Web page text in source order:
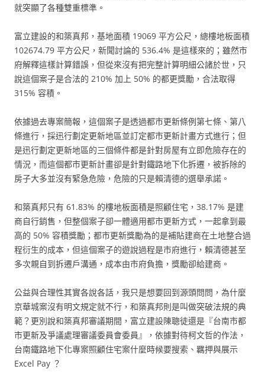
就突顯了各種雙重標準。
富立建設的和築真邦，基地面積 19069 平方公尺，總樓地板面積
102674.79 平方公尺，新聞討論的 536.4% 是這樣來的；雖然市
府解釋這樣計算錯誤，但從來沒有把完整計算明細公諸於世，只
說這個案子是合法的 210% 加上 50% 的都更獎勵，合法取得
315% 容積。
依據過去專案簡報，這個案子是透過都市更新條例第七條、第八
條進行，採迅行劃定更新地區並訂定都市更新計畫方式進行；但
是迅行劃定更新地區的三個條件都是針對房屋有立即危險存在的
情況，而這個都市更新計畫卻是針對鐵路地下化拆遷，被拆除的
房子大多並沒有緊急危險，危險的只是賴清德的選舉承諾。
和築真邦只有 61.83% 的樓地板面積是照顧住宅，38.17% 是建
商自行銷售，但整個案子卻一體適用都市更新方式，一起拿到最
高的 50% 容積獎勵；都市更新獎勵為的是補貼建商在土地整合過
程衍生的成本，但這個案子的遊說過程是市府進行，賴清德甚至
多次親自到拆遷戶溝通，成本由市府負擔，獎勵卻給建商。
公益與合理性其實各說各話，我只是想要回到源頭問問，為什麼
京華城案沒有明文規定就不行，和築真邦則是叫做突破法規的典
範？更別說和築真邦審議期間，富立建設陳聰徒還是『台南市都
市更新及爭議處理審議委員會委員』，依據對待柯文哲的作法，
台南鐵路地下化專案照顧住宅案什麼時候要搜索、羈押與展示
Excel Pay ？